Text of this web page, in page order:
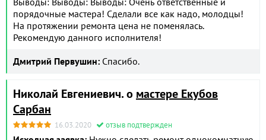
порядочные мастера! Сделали все как надо, молодцы!
На протяжении ремонта цена не поменялась.
Рекомендую данного исполнителя!
Дмитрий Первушин: Спасибо.
Николай Евгениевич. о мастере Екубов
Сарбан
16.03.2020 отзыв подтвержден